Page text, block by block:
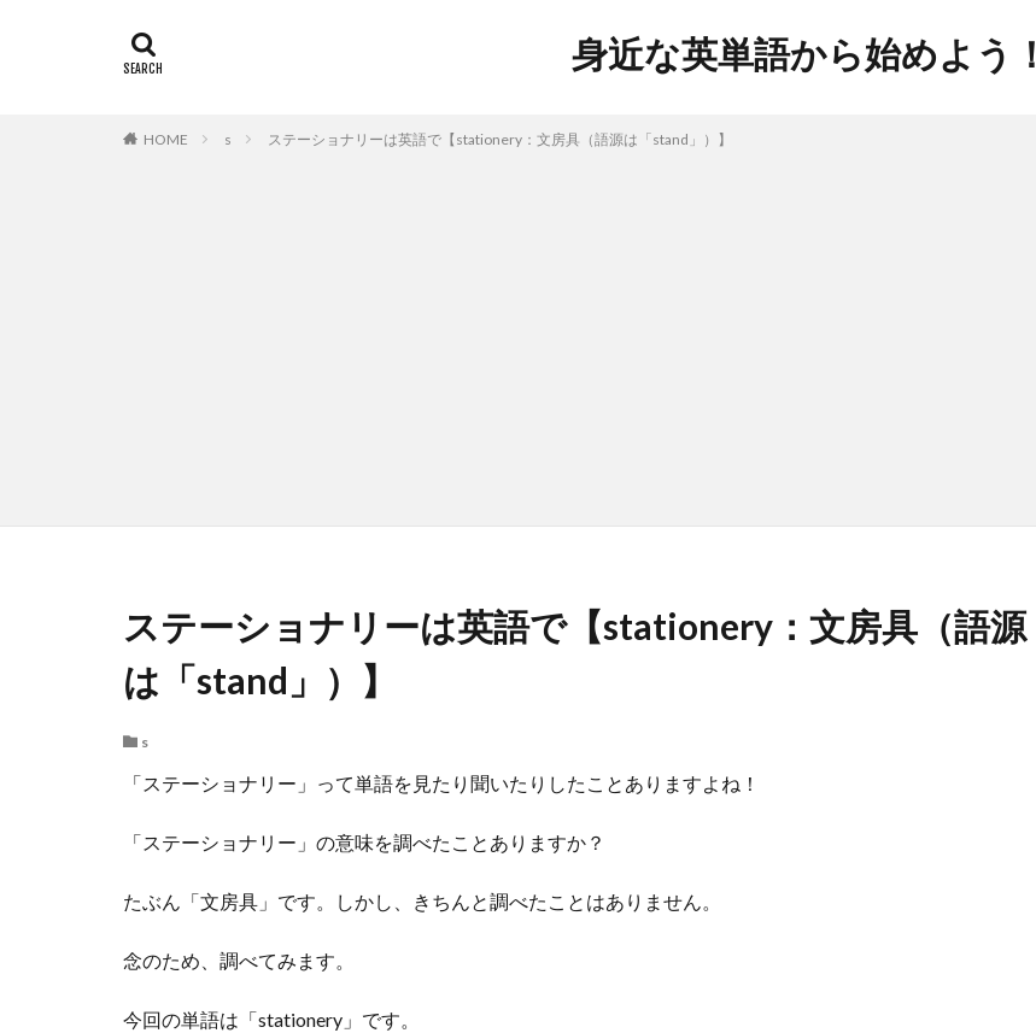
身近な英単語から始めよう！
HOME s ステーショナリーは英語で【stationery：文房具（語源は「stand」）】
ステーショナリーは英語で【stationery：文房具（語源
は「stand」）】
s
「ステーショナリー」って単語を見たり聞いたりしたことありますよね！
「ステーショナリー」の意味を調べたことありますか？
たぶん「文房具」です。しかし、きちんと調べたことはありません。
念のため、調べてみます。
今回の単語は「stationery」です。